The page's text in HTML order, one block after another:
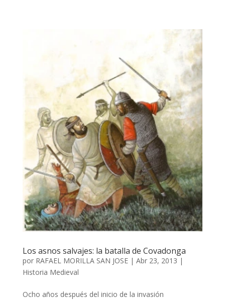
Los asnos salvajes: la batalla de Covadonga
por RAFAEL MORILLA SAN JOSE| Abr 23, 2013 |
Historia Medieval
Ocho años después del inicio de la invasión